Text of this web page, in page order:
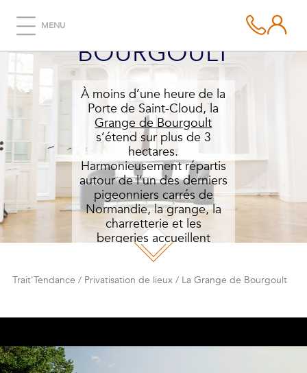
MENULA GRANGE DE
BOURGOULT
À moins d’une heure de la
Porte de Saint-Cloud, la
Grange de Bourgoult
s’étend sur plus de 3
hectares.
Harmonieusement répartis
autour de l’un des derniers
pigeonniers carrés de
Normandie, la grange, la
charretterie et les
bergeries accueillent
cocktails, dîners et soirées
jusqu’à 400 personnes.
Trait'Tendance / Privatisation de lieux / La Grange de Bourgoult